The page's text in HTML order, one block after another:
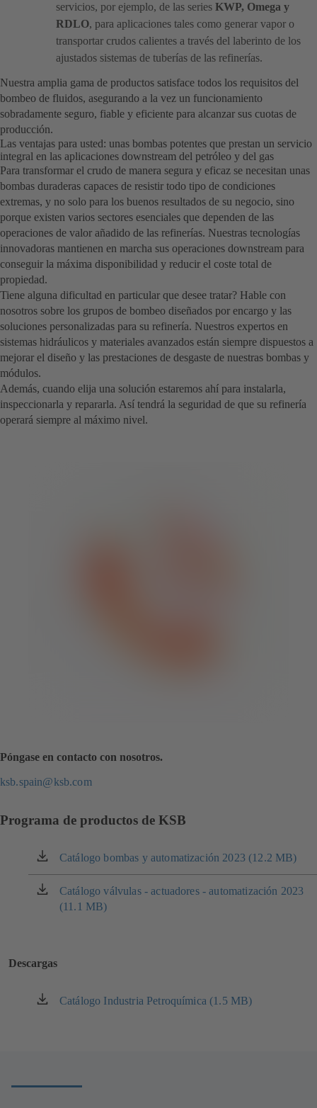
servicios, por ejemplo, de las series KWP, Omega y
RDLO, para aplicaciones tales como generar vapor o
transportar crudos calientes a través del laberinto de los
ajustados sistemas de tuberías de las refinerías.
Nuestra amplia gama de productos satisface todos los requisitos del
bombeo de fluidos, asegurando a la vez un funcionamiento
sobradamente seguro, fiable y eficiente para alcanzar sus cuotas de
producción.
Las ventajas para usted: unas bombas potentes que prestan un servicio
integral en las aplicaciones downstream del petróleo y del gas
Para transformar el crudo de manera segura y eficaz se necesitan unas
bombas duraderas capaces de resistir todo tipo de condiciones
extremas, y no solo para los buenos resultados de su negocio, sino
porque existen varios sectores esenciales que dependen de las
operaciones de valor añadido de las refinerías. Nuestras tecnologías
innovadoras mantienen en marcha sus operaciones downstream para
conseguir la máxima disponibilidad y reducir el coste total de
propiedad.
Tiene alguna dificultad en particular que desee tratar? Hable con
nosotros sobre los grupos de bombeo diseñados por encargo y las
soluciones personalizadas para su refinería. Nuestros expertos en
sistemas hidráulicos y materiales avanzados están siempre dispuestos a
mejorar el diseño y las prestaciones de desgaste de nuestras bombas y
módulos.
Además, cuando elija una solución estaremos ahí para instalarla,
inspeccionarla y repararla. Así tendrá la seguridad de que su refinería
operará siempre al máximo nivel.
Póngase en contacto con nosotros.
ksb.spain@ksb.com
Programa de productos de KSB
Catálogo bombas y automatización 2023 (12.2 MB)
(se
abre
en
una
Catálogo válvulas - actuadores - automatización 2023
(11.1 MB)
(se
abre
Descargas
Catálogo Industria Petroquímica (1.5 MB)
(se